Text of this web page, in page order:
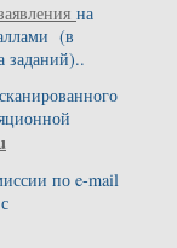
на
(в
заданий)..
по e-mail